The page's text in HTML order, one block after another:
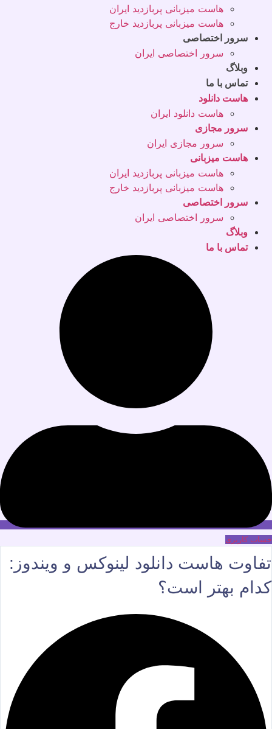
هاست میزبانی پربازدید ایران
هاست میزبانی پربازدید خارج
سرور اختصاصی
سرور اختصاصی ایران
وبلاگ
تماس با ما
هاست دانلود
هاست دانلود ایران
سرور مجازی
سرور مجازی ایران
هاست میزبانی
هاست میزبانی پربازدید ایران
هاست میزبانی پربازدید خارج
سرور اختصاصی
سرور اختصاصی ایران
وبلاگ
تماس با ما
حساب کاربری
تفاوت هاست دانلود لینوکس و ویندوز:
کدام بهتر است؟